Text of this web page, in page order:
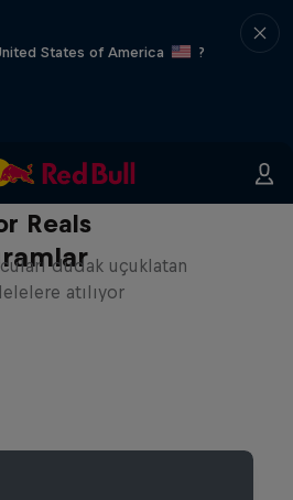
States of America
?
Reals
dudak uçuklatan
atılıyor